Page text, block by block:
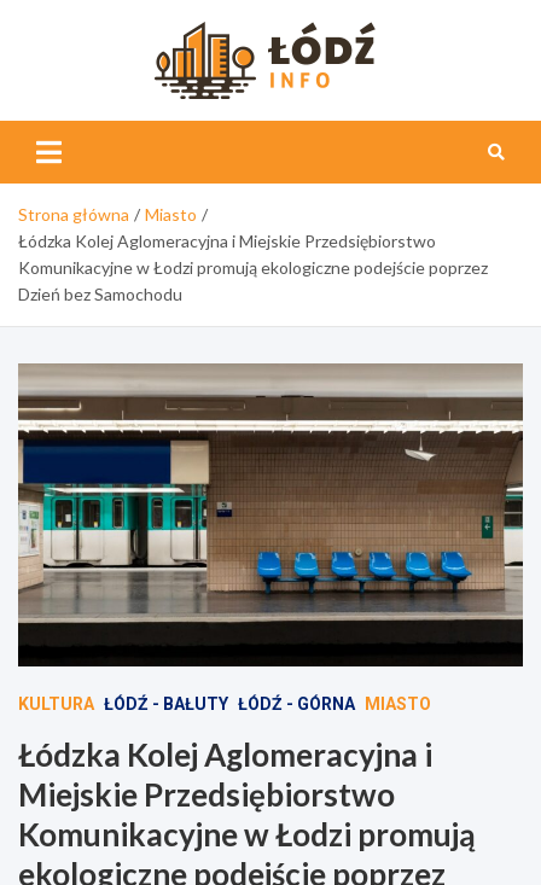
Info
Strona główna
Miasto
Łódzka Kolej Aglomeracyjna i Miejskie Przedsiębiorstwo
Komunikacyjne w Łodzi promują ekologiczne podejście poprzez
Dzień bez Samochodu
KULTURA ŁÓDŹ - BAŁUTY ŁÓDŹ - GÓRNA MIASTO
Łódzka Kolej Aglomeracyjna i
Miejskie Przedsiębiorstwo
Komunikacyjne w Łodzi promują
ekologiczne podejście poprzez